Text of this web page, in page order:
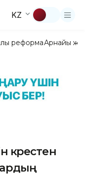
KZ
реформаАрнайы
күрестен